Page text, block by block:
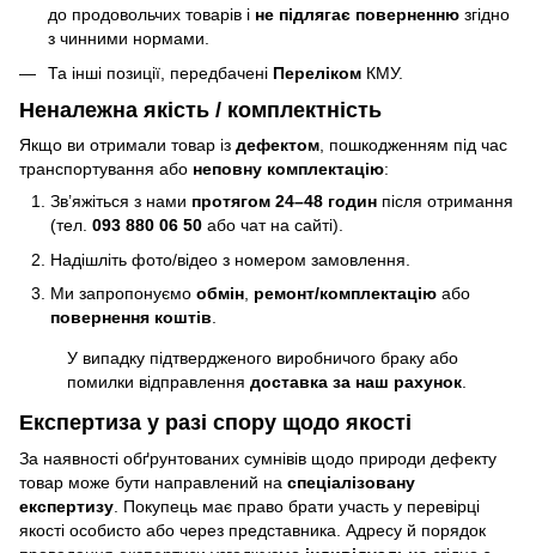
до продовольчих товарів і не підлягає поверненню згідно
з чинними нормами.
Та інші позиції, передбачені Переліком КМУ.
Неналежна якість / комплектність
Якщо ви отримали товар із дефектом, пошкодженням під час
транспортування або неповну комплектацію:
Зв’яжіться з нами протягом 24–48 годин після отримання
(тел. 093 880 06 50 або чат на сайті).
Надішліть фото/відео з номером замовлення.
Ми запропонуємо обмін ремонт/комплектацію або
повернення коштів
У випадку підтвердженого виробничого браку або
помилки відправлення доставка за наш рахунок
Експертиза у разі спору щодо якості
За наявності обґрунтованих сумнівів щодо природи дефекту
товар може бути направлений на спеціалізовану
експертизу . Покупець має право брати участь у перевірці
якості особисто або через представника. Адресу й порядок